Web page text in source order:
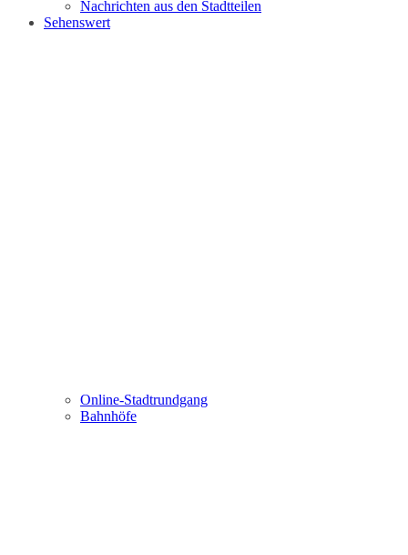
Nachrichten aus den Stadtteilen
Sehenswert
Online-Stadtrundgang
Bahnhöfe